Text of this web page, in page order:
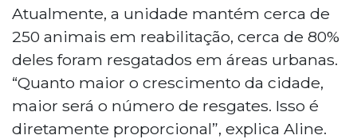
Silvestres, destaca que 80% dos 250
animais em reabilitação foram
resgatados em áreas urbanas. A
demanda por resgates aumentou com o
crescimento da cidade, levando à criação
de um centro de triagem em Três
Lagoas. Aline observa que a maioria dos
Atualmente, a unidade mantém cerca de
250 animais em reabilitação, cerca de 80%
deles foram resgatados em áreas urbanas.
“Quanto maior o crescimento da cidade,
maior será o número de resgates. Isso é
diretamente proporcional”, explica Aline.